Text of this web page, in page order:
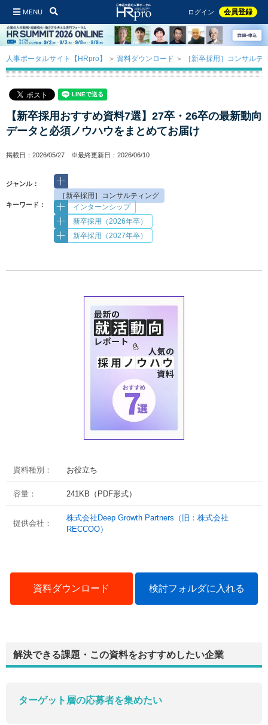
MENU ログイン 会員登録
人事ポータルサイト【HRpro】 資料ダウンロード ［新卒採用］コンサルテ
【新卒採用おすすめ資料7選】27卒・26卒の最新動向
データと必須ノウハウをまとめてお届け
掲載日：2026/05/27 ※最終更新日：2026/06/10
ジャンル：
［新卒採用］コンサルティング
キーワード：
インターンシップ
新卒採用（2026年卒）
新卒採用（2027年卒）
資料種別： お役立ち
容量： 241KB（PDF形式）
提供会社：
株式会社Deep Growth Partners（旧：株式会社
RECCOO）
資料ダウンロード 検討フォルダに入れる
解決できる課題・この資料をおすすめしたい企業
ターゲット層の応募者を集めたい